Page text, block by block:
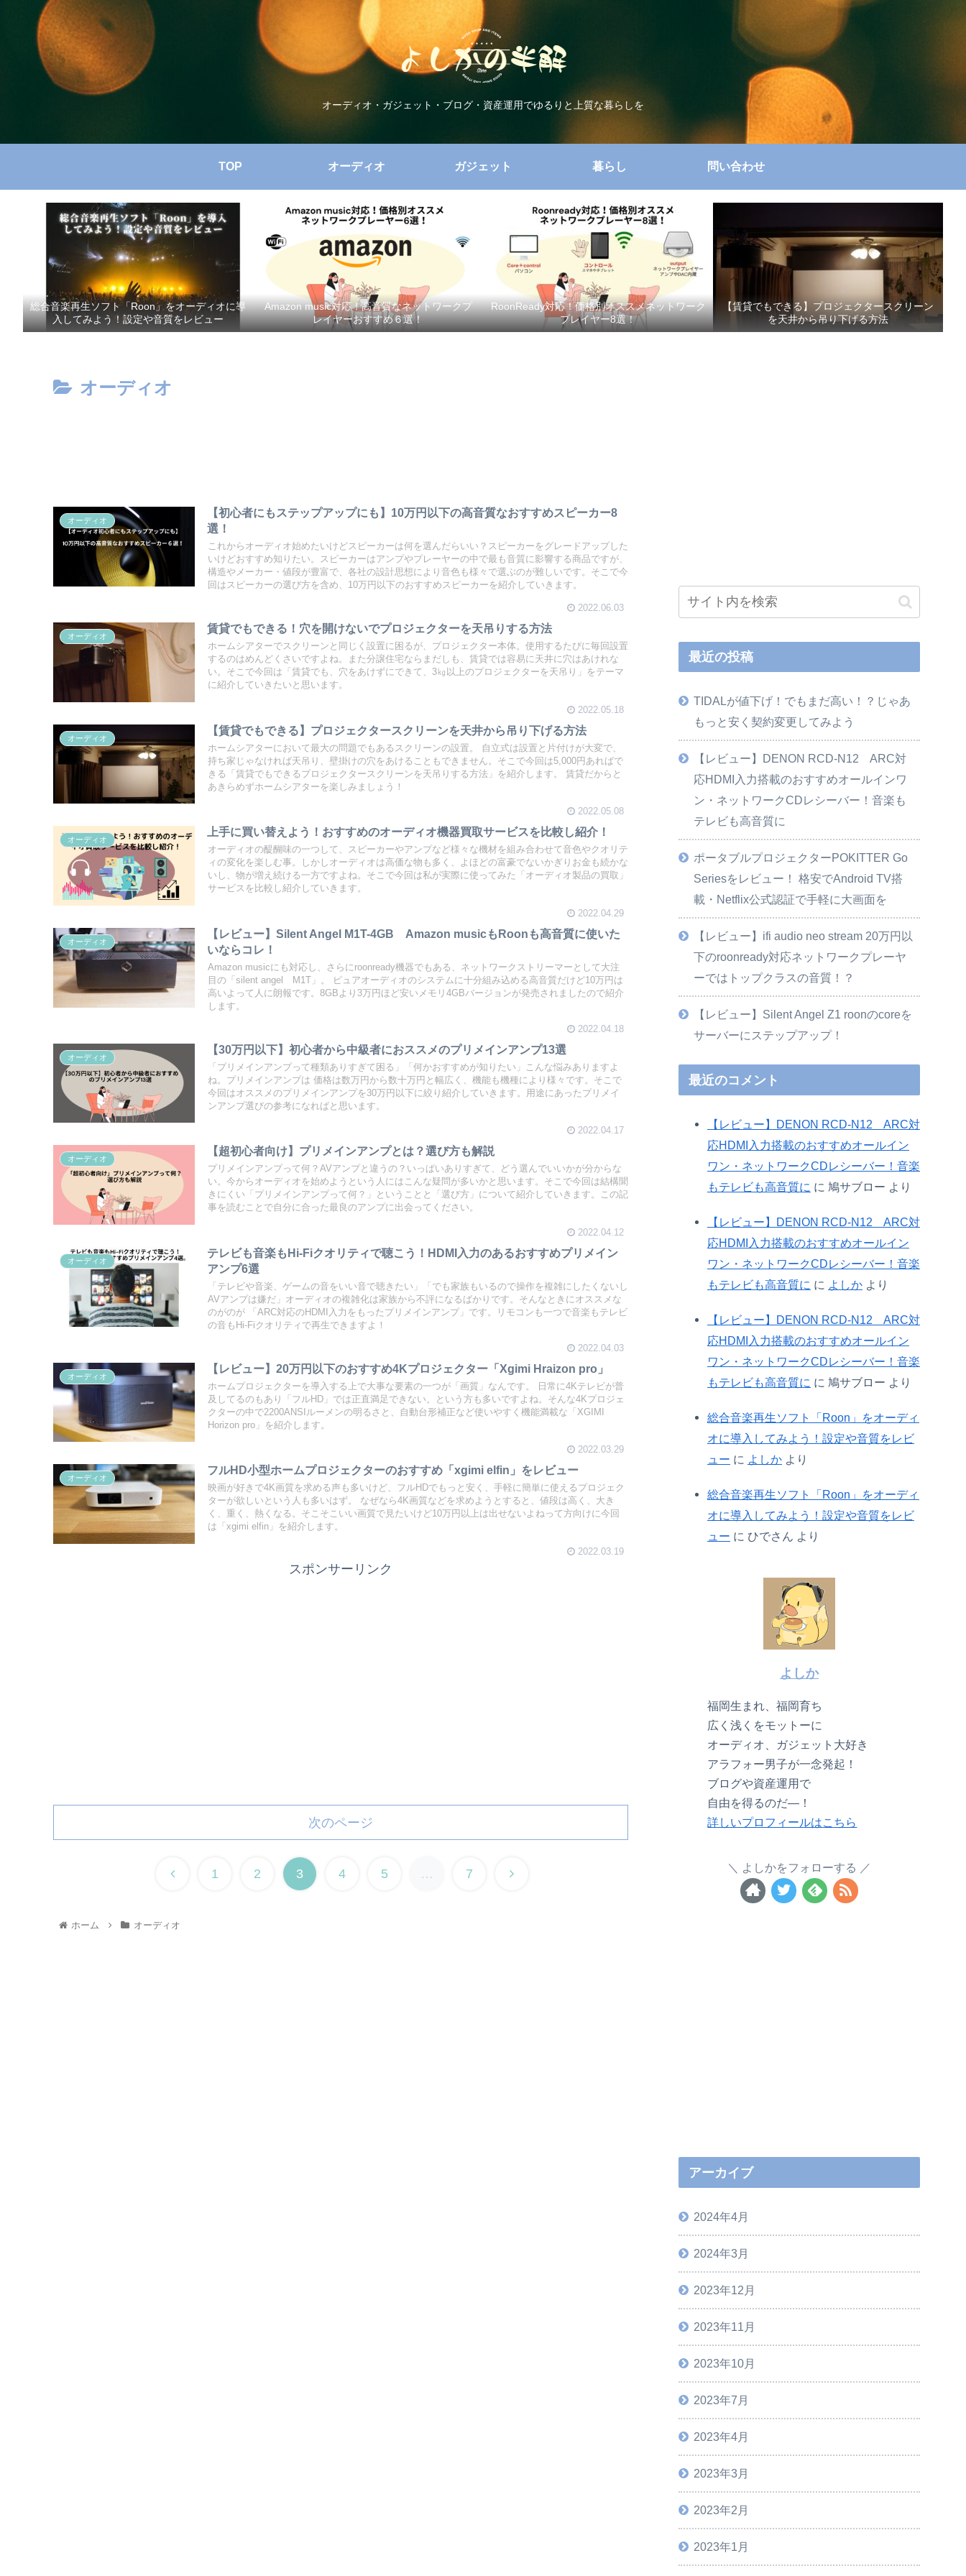
オーディオ・ガジェット・ブログ・資産運用でゆるりと上質な暮らしを
TOP オーディオ ガジェット 暮らし 問い合わせ
総合音楽再生ソフト「Roon」をオーディオに導
入してみよう！設定や音質をレビュー
Amazon music対応！高音質なネットワークプ
レイヤーおすすめ６選！
RoonReady対応！価格別オススメネットワーク
プレイヤー8選！
【賃貸でもできる】プロジェクタースクリーン
を天井から吊り下げる方法
オーディオ
オーディオ
【初心者にもステップアップにも】10万円以下の高音質なおすすめスピーカー8
選！
これからオーディオ始めたいけどスピーカーは何を選んだらいい？スピーカーをグレードアップした
いけどおすすめ知りたい。スピーカーはアンプやプレーヤーの中で最も音質に影響する商品ですが、
構造やメーカー・値段が豊富で、各社の設計思想により音色も様々で選ぶのが難しいです。そこで今
回はスピーカーの選び方を含め、10万円以下のおすすめスピーカーを紹介していきます。
2022.06.03
オーディオ
賃貸でもできる！穴を開けないでプロジェクターを天吊りする方法
ホームシアターでスクリーンと同じく設置に困るが、プロジェクター本体。使用するたびに毎回設置
するのはめんどくさいですよね。また分譲住宅ならまだしも、賃貸では容易に天井に穴はあけれな
い。そこで今回は「賃貸でも、穴をあけずにできて、3㎏以上のプロジェクターを天吊り」をテーマ
に紹介していきたいと思います。
2022.05.18
オーディオ
【賃貸でもできる】プロジェクタースクリーンを天井から吊り下げる方法
ホームシアターにおいて最大の問題でもあるスクリーンの設置。 自立式は設置と片付けが大変で、
持ち家じゃなければ天吊り、壁掛けの穴をあけることもできません。そこで今回は5,000円あればで
きる「賃貸でもできるプロジェクタースクリーンを天吊りする方法」を紹介します。 賃貸だからと
あきらめずホームシアターを楽しみましょう！
2022.05.08
オーディオ
上手に買い替えよう！おすすめのオーディオ機器買取サービスを比較し紹介！
オーディオの醍醐味の一つして、スピーカーやアンプなど様々な機材を組み合わせて音色やクオリテ
ィの変化を楽しむ事。しかしオーディオは高価な物も多く、よほどの富豪でないかぎりお金も続かな
いし、物が増え続ける一方ですよね。そこで今回は私が実際に使ってみた「オーディオ製品の買取」
サービスを比較し紹介していきます。
2022.04.29
オーディオ
【レビュー】Silent Angel M1T-4GB Amazon musicもRoonも高音質に使いた
いならコレ！
Amazon musicにも対応し、さらにroonready機器でもある、ネットワークストリーマーとして大注
目の「silent angel M1T」。 ピュアオーディオのシステムに十分組み込める高音質だけど10万円は
高いよって人に朗報です。8GBより3万円ほど安いメモリ4GBバージョンが発売されましたので紹介
します。
2022.04.18
オーディオ
【30万円以下】初心者から中級者におススメのプリメインアンプ13選
「プリメインアンプって種類ありすぎて困る」「何かおすすめが知りたい」こんな悩みありますよ
ね。プリメインアンプは 価格は数万円から数十万円と幅広く、機能も機種により様々です。そこで
今回はオススメのプリメインアンプを30万円以下に絞り紹介していきます。用途にあったプリメイ
ンアンプ選びの参考になればと思います。
2022.04.17
オーディオ
【超初心者向け】プリメインアンプとは？選び方も解説
プリメインアンプって何？AVアンプと違うの？いっぱいありすぎて、どう選んでいいかが分からな
い。今からオーディオを始めようという人にはこんな疑問が多いかと思います。そこで今回は結構聞
きにくい「プリメインアンプって何？」ということと「選び方」について紹介していきます。この記
事を読むことで自分に合った最良のアンプに出会ってください。
2022.04.12
オーディオ
テレビも音楽もHi-Fiクオリティで聴こう！HDMI入力のあるおすすめプリメイン
アンプ6選
「テレビや音楽、ゲームの音をいい音で聴きたい」「でも家族もいるので操作を複雑にしたくないし
AVアンプは嫌だ」オーディオの複雑化は家族から不評になるばかりです。そんなときにオススメな
のがのが 「ARC対応のHDMI入力をもったプリメインアンプ」です。リモコンも一つで音楽もテレビ
の音もHi-Fiクオリティで再生できますよ！
2022.04.03
オーディオ
【レビュー】20万円以下のおすすめ4Kプロジェクター「Xgimi Hraizon pro」
ホームプロジェクターを導入する上で大事な要素の一つが「画質」なんです。 日常に4Kテレビが普
及してるのもあり「フルHD」では正直満足できない。という方も多いですよね。そんな4Kプロジェ
クターの中で2200ANSIルーメンの明るさと、自動台形補正など使いやすく機能満載な「XGIMI
Horizon pro」を紹介します。
2022.03.29
オーディオ
フルHD小型ホームプロジェクターのおすすめ「xgimi elfin」をレビュー
映画が好きで4K画質を求める声も多いけど、フルHDでもっと安く、手軽に簡単に使えるプロジェク
ターが欲しいという人も多いはず。 なぜなら4K画質などを求めようとすると、値段は高く、大き
く、重く、熱くなる。そこそこいい画質で見たいけど10万円以上は出せないよねって方向けに今回
は「xgimi elfin」を紹介します。
2022.03.19
スポンサーリンク
次のページ
1 2 3 4 5 … 7
ホーム オーディオ
最近の投稿
TIDALが値下げ！でもまだ高い！？じゃあ
もっと安く契約変更してみよう
【レビュー】DENON RCD-N12 ARC対
応HDMI入力搭載のおすすめオールインワ
ン・ネットワークCDレシーバー！音楽も
テレビも高音質に
ポータブルプロジェクターPOKITTER Go
Seriesをレビュー！ 格安でAndroid TV搭
載・Netflix公式認証で手軽に大画面を
【レビュー】ifi audio neo stream 20万円以
下のroonready対応ネットワークプレーヤ
ーではトップクラスの音質！？
【レビュー】Silent Angel Z1 roonのcoreを
サーバーにステップアップ！
最近のコメント
【レビュー】DENON RCD-N12 ARC対
応HDMI入力搭載のおすすめオールイン
ワン・ネットワークCDレシーバー！音楽
もテレビも高音質に に 鳩サブロー より
【レビュー】DENON RCD-N12 ARC対
応HDMI入力搭載のおすすめオールイン
ワン・ネットワークCDレシーバー！音楽
もテレビも高音質に に よしか より
【レビュー】DENON RCD-N12 ARC対
応HDMI入力搭載のおすすめオールイン
ワン・ネットワークCDレシーバー！音楽
もテレビも高音質に に 鳩サブロー より
総合音楽再生ソフト「Roon」をオーディ
オに導入してみよう！設定や音質をレビ
ュー に よしか より
総合音楽再生ソフト「Roon」をオーディ
オに導入してみよう！設定や音質をレビ
ュー に ひでさん より
よしか
福岡生まれ、福岡育ち
広く浅くをモットーに
オーディオ、ガジェット大好き
アラフォー男子が一念発起！
ブログや資産運用で
自由を得るのだ―！
詳しいプロフィールはこちら
よしかをフォローする
アーカイブ
2024年4月
2024年3月
2023年12月
2023年11月
2023年10月
2023年7月
2023年4月
2023年3月
2023年2月
2023年1月